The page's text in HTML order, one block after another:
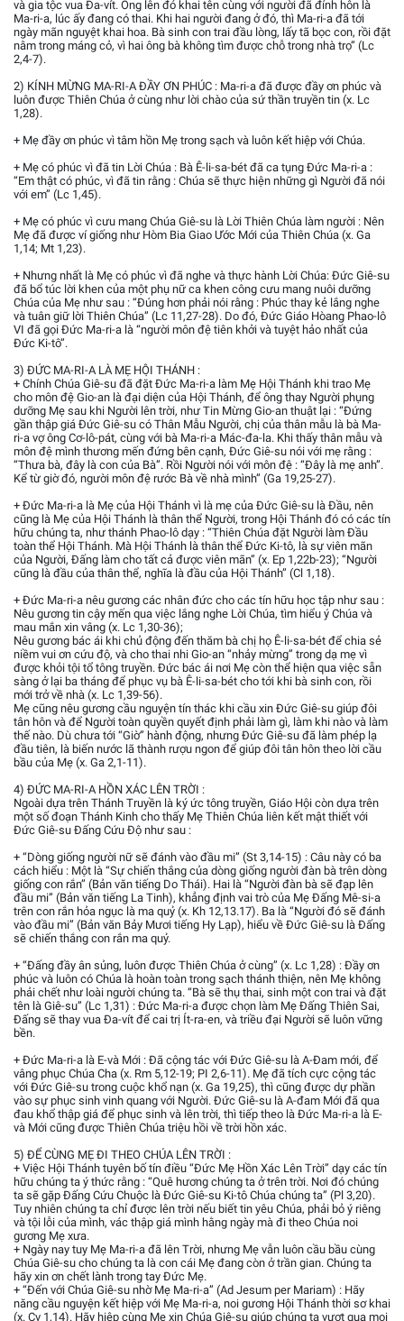
và gia tộc vua Đa-vít. Ông lên đó khai tên cùng với người đã đính hôn là
Ma-ri-a, lúc ấy đang có thai. Khi hai người đang ở đó, thì Ma-ri-a đã tới
ngày mãn nguyệt khai hoa. Bà sinh con trai đầu lòng, lấy tã bọc con, rồi đặt
nằm trong máng cỏ, vì hai ông bà không tìm được chỗ trong nhà trọ” (Lc
2,4-7).
2) KÍNH MỪNG MA-RI-A ĐẦY ƠN PHÚC : Ma-ri-a đã được đầy ơn phúc và
luôn được Thiên Chúa ở cùng như lời chào của sứ thần truyền tin (x. Lc
1,28).
+ Mẹ đầy ơn phúc vì tâm hồn Mẹ trong sạch và luôn kết hiệp với Chúa.
+ Mẹ có phúc vì đã tin Lời Chúa : Bà Ê-li-sa-bét đã ca tụng Đức Ma-ri-a :
“Em thật có phúc, vì đã tin rằng : Chúa sẽ thực hiện những gì Người đã nói
với em” (Lc 1,45).
+ Mẹ có phúc vì cưu mang Chúa Giê-su là Lời Thiên Chúa làm người : Nên
Mẹ đã được ví giống như Hòm Bia Giao Ước Mới của Thiên Chúa (x. Ga
1,14; Mt 1,23).
+ Nhưng nhất là Mẹ có phúc vì đã nghe và thực hành Lời Chúa: Đức Giê-su
đã bổ túc lời khen của một phụ nữ ca khen công cưu mang nuôi dưỡng
Chúa của Mẹ như sau : “Đúng hơn phải nói rằng : Phúc thay kẻ lắng nghe
và tuân giữ lời Thiên Chúa” (Lc 11,27-28). Do đó, Đức Giáo Hòang Phao-lô
VI đã gọi Đức Ma-ri-a là “người môn đệ tiên khởi và tuyệt hảo nhất của
Đức Ki-tô”.
3) ĐỨC MA-RI-A LÀ MẸ HỘI THÁNH :
+ Chính Chúa Giê-su đã đặt Đức Ma-ri-a làm Mẹ Hội Thánh khi trao Mẹ
cho môn đệ Gio-an là đại diện của Hội Thánh, để ông thay Người phụng
dưỡng Mẹ sau khi Người lên trời, như Tin Mừng Gio-an thuật lại : “Đứng
gần thập giá Đức Giê-su có Thân Mẫu Người, chị của thân mẫu là bà Ma-
ri-a vợ ông Cơ-lô-pát, cùng với bà Ma-ri-a Mác-đa-la. Khi thấy thân mẫu và
môn đệ mình thương mến đứng bên cạnh, Đức Giê-su nói với mẹ rằng :
“Thưa bà, đây là con của Bà”. Rồi Người nói với môn đệ : “Đây là mẹ anh”.
Kể từ giờ đó, người môn đệ rước Bà về nhà mình” (Ga 19,25-27).
+ Đức Ma-ri-a là Mẹ của Hội Thánh vì là mẹ của Đức Giê-su là Đầu, nên
cũng là Mẹ của Hội Thánh là thân thể Người, trong Hội Thánh đó có các tín
hữu chúng ta, như thánh Phao-lô dạy : “Thiên Chúa đặt Người làm Đầu
toàn thể Hội Thánh. Mà Hội Thánh là thân thể Đức Ki-tô, là sự viên mãn
của Người, Đấng làm cho tất cả được viên mãn” (x. Ep 1,22b-23); “Người
cũng là đầu của thân thể, nghĩa là đầu của Hội Thánh” (Cl 1,18).
+ Đức Ma-ri-a nêu gương các nhân đức cho các tín hữu học tập như sau :
Nêu gương tin cậy mến qua việc lắng nghe Lời Chúa, tìm hiểu ý Chúa và
mau mắn xin vâng (x. Lc 1,30-36);
Nêu gương bác ái khi chủ động đến thăm bà chị họ Ê-li-sa-bét để chia sẻ
niềm vui ơn cứu độ, và cho thai nhi Gio-an “nhảy mừng” trong dạ mẹ vì
được khỏi tội tổ tông truyền. Đức bác ái nơi Mẹ còn thể hiện qua việc sẵn
sàng ở lại ba tháng để phục vụ bà Ê-li-sa-bét cho tới khi bà sinh con, rồi
mới trở về nhà (x. Lc 1,39-56).
Mẹ cũng nêu gương cầu nguyện tín thác khi cầu xin Đức Giê-su giúp đôi
tân hôn và để Người toàn quyền quyết định phải làm gì, làm khi nào và làm
thế nào. Dù chưa tới “Giờ” hành động, nhưng Đức Giê-su đã làm phép lạ
đầu tiên, là biến nước lã thành rượu ngon để giúp đôi tân hôn theo lời cầu
bầu của Mẹ (x. Ga 2,1-11).
4) ĐỨC MA-RI-A HỒN XÁC LÊN TRỜI :
Ngoài dựa trên Thánh Truyền là ký ức tông truyền, Giáo Hội còn dựa trên
một số đoạn Thánh Kinh cho thấy Mẹ Thiên Chúa liên kết mật thiết với
Đức Giê-su Đấng Cứu Độ như sau :
+ “Dòng giống người nữ sẽ đánh vào đầu mi” (St 3,14-15) : Câu này có ba
cách hiểu : Một là “Sự chiến thắng của dòng giống người đàn bà trên dòng
giống con rắn” (Bản văn tiếng Do Thái). Hai là “Người đàn bà sẽ đạp lên
đầu mi” (Bản văn tiếng La Tinh), khẳng định vai trò của Mẹ Đấng Mê-si-a
trên con rắn hỏa ngục là ma quỷ (x. Kh 12,13.17). Ba là “Người đó sẽ đánh
vào đầu mi” (Bản văn Bảy Mươi tiếng Hy Lạp), hiểu về Đức Giê-su là Đấng
sẽ chiến thắng con rắn ma quỷ.
+ “Đấng đầy ân sủng, luôn được Thiên Chúa ở cùng” (x. Lc 1,28) : Đầy ơn
phúc và luôn có Chúa là hoàn toàn trong sạch thánh thiện, nên Mẹ không
phải chết như loài người chúng ta. “Bà sẽ thụ thai, sinh một con trai và đặt
tên là Giê-su” (Lc 1,31) : Đức Ma-ri-a được chọn làm Mẹ Đấng Thiên Sai,
Đấng sẽ thay vua Đa-vít để cai trị Ít-ra-en, và triều đại Người sẽ luôn vững
bền.
+ Đức Ma-ri-a là E-và Mới : Đã cộng tác với Đức Giê-su là A-Đam mới, để
vâng phục Chúa Cha (x. Rm 5,12-19; PI 2,6-11). Mẹ đã tích cực cộng tác
với Đức Giê-su trong cuộc khổ nạn (x. Ga 19,25), thì cũng được dự phần
vào sự phục sinh vinh quang với Người. Đức Giê-su là A-đam Mới đã qua
đau khổ thập giá để phục sinh và lên trời, thì tiếp theo là Đức Ma-ri-a là E-
và Mới cũng được Thiên Chúa triệu hồi về trời hồn xác.
5) ĐỂ CÙNG MẸ ĐI THEO CHÚA LÊN TRỜI :
+ Việc Hội Thánh tuyên bố tín điều “Đức Mẹ Hồn Xác Lên Trời” dạy các tín
hữu chúng ta ý thức rằng : “Quê hương chúng ta ở trên trời. Nơi đó chúng
ta sẽ gặp Đấng Cứu Chuộc là Đức Giê-su Ki-tô Chúa chúng ta” (Pl 3,20).
Tuy nhiên chúng ta chỉ được lên trời nếu biết tin yêu Chúa, phải bỏ ý riêng
và tội lỗi của mình, vác thập giá mình hằng ngày mà đi theo Chúa noi
gương Mẹ xưa.
+ Ngày nay tuy Mẹ Ma-ri-a đã lên Trời, nhưng Mẹ vẫn luôn cầu bầu cùng
Chúa Giê-su cho chúng ta là con cái Mẹ đang còn ở trần gian. Chúng ta
hãy xin ơn chết lành trong tay Đức Mẹ.
+ “Đến với Chúa Giê-su nhờ Mẹ Ma-ri-a” (Ad Jesum per Mariam) : Hãy
năng cầu nguyện kết hiệp với Mẹ Ma-ri-a, noi gương Hội Thánh thời sơ khai
(x. Cv 1,14). Hãy hiệp cùng Mẹ xin Chúa Giê-su giúp chúng ta vượt qua mọi